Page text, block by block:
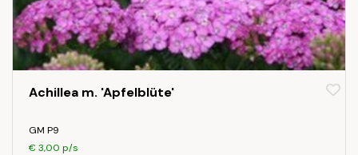
Achillea m. 'Apfelblüte'
GM P9
€ 3,00 p/s